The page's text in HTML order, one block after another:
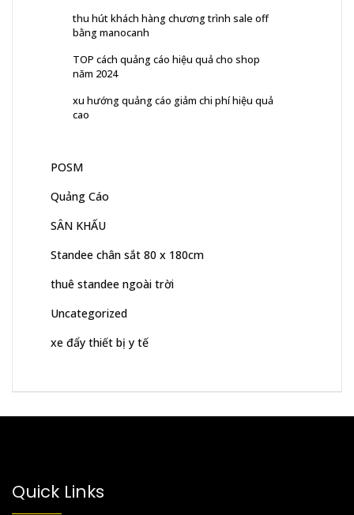
thu hút khách hàng chương trình sale off
bằng manocanh
TOP cách quảng cáo hiệu quả cho shop
năm 2024
xu hướng quảng cáo giảm chi phí hiệu quả
cao
POSM
Quảng Cáo
SÂN KHẤU
Standee chân sắt 80 x 180cm
thuê standee ngoài trời
Uncategorized
xe đẩy thiết bị y tế
Quick Links